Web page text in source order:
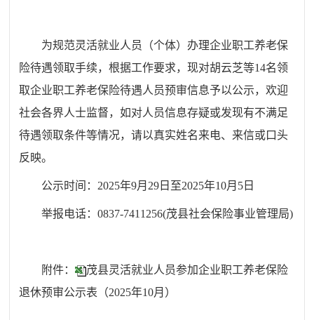
为规范灵活就业人员（个体）办理企业职工养老保
险待遇领取手续，根据工作要求，现对胡云芝等14名领
取企业职工养老保险待遇人员预审信息予以公示，欢迎
社会各界人士监督，如对人员信息存疑或发现有不满足
待遇领取条件等情况，请以真实姓名来电、来信或口头
反映。
公示时间：2025年9月 29 日至2025年10月 5 日
举报电话：0837-7411256(茂县社会保险事业管理局)
附件：
茂县灵活就业人员参加企业职工养老保险
退休预审公示表（2025年10月）